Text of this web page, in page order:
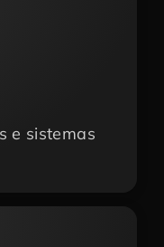
e sistemas